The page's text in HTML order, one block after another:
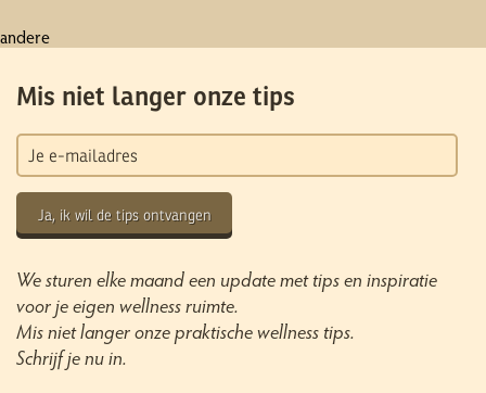
andere
Mis niet langer onze tips
Ja, ik wil de tips ontvangen
We sturen elke maand een update met tips en inspiratie
voor je eigen wellness ruimte.
Mis niet langer onze praktische wellness tips.
Schrijf je nu in.